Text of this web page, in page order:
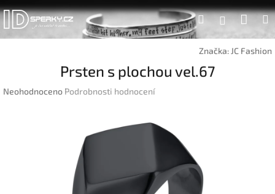
Přejít
na
obsah
Hledat
Značka: JC Fashion
Prsten s plochou vel.67
Průměrné
Neohodnoceno Podrobnosti hodnocení